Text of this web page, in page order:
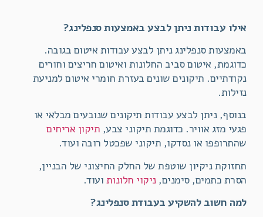
אילו עבודות ניתן לבצע באמצעות סנפלינג?
​באמצעות סנפלינג ניתן לבצע עבודות איטום בגובה.
כדוגמת, איטום סביב החלונות ואיטום חריצים וחורים
נקודתיים. תיקונים שונים בעזרת חומרי איטום למניעת
נזילות.
בנוסף, ניתן לבצע עבודות תיקונים שנובעים מבלאי או
פגעי מזג אוויר. כדוגמת תיקוני צבע, תיקון אריחים
שהתרופפו או נסדקו, תיקוני שפכטל רובה ועוד.
תחזוקת ניקיון שוטפת של החלק החיצוני של הבניין,
הסרת כתמים, סימנים,ניקוי חלונות ועוד.
למה חשוב להשקיע בעבודת סנפלינג?